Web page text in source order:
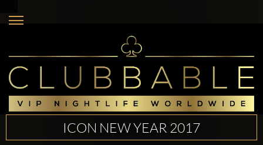
ICON NEW YEAR 2017